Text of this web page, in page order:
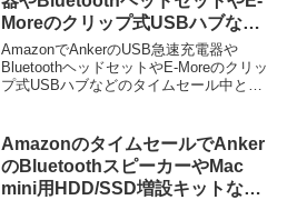
Moreのクリップ式USBハブなど
のタイムセール中。
AmazonでAnkerのUSB急速充電器や
BluetoothヘッドセットやE-Moreのクリッ
プ式USBハブなどのタイムセール中とな
ッドセット、...
AmazonのタイムセールでAnker
のBluetoothスピーカーやMac
mini用HDD/SSD増設キットなど